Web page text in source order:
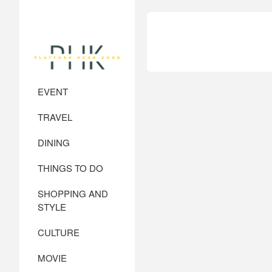
EVENT
TRAVEL
DINING
THINGS TO DO
SHOPPING AND
STYLE
CULTURE
MOVIE